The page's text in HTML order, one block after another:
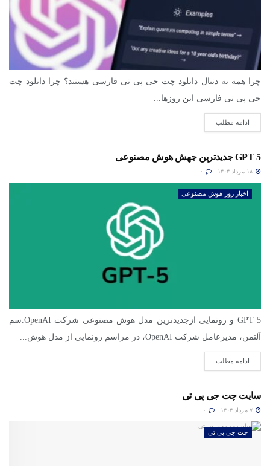
چرا همه به دنبال دانلود چت جی پی تی فارسی هستند؟ چرا دانلود چت
جی پی تی فارسی این روزها...
ادامه مطلب
GPT 5 جدیدترین جهش هوش مصنوعی
اخبار روز هوش مصنوعی
GPT 5 و رونمایی ازجدیدترین مدل هوش مصنوعی شرکت OpenAI.سم
آلتمن، مدیرعامل شرکت OpenAI، در مراسم رونمایی از مدل هوش...
ادامه مطلب
سایت چت جی پی تی
چت جی پی تی